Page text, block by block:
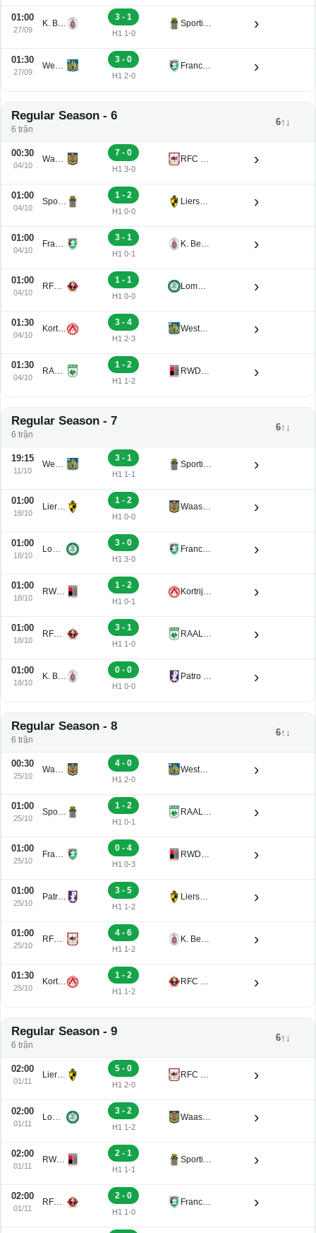
01:00
27/09
K. Beerschot V.A. Reserve U21
3 - 1
H1 1-0
Sporting Charleroi II ›
01:30
27/09
Westerlo U21
3 - 0
H1 2-0
Francs Borains U21 ›
Regular Season - 6
6 trận
6↑↓
00:30
04/10
Waasland-Beveren U21
7 - 0
H1 3-0
RFC de Liege U21 ›
01:00
04/10
Sporting Charleroi II
1 - 2
H1 0-0
Lierse K. U21 ›
01:00
04/10
Francs Borains U21
3 - 1
H1 0-1
K. Beerschot V.A. Reserve U21 ›
01:00
04/10
RFC Seraing Reserve U21
1 - 1
H1 0-0
Lommel U21 ›
01:30
04/10
Kortrijk U21
3 - 4
H1 2-3
Westerlo U21 ›
01:30
04/10
RAAL La Louviere U21
1 - 2
H1 1-2
RWDM U21 ›
Regular Season - 7
6 trận
6↑↓
19:15
11/10
Westerlo U21
3 - 1
H1 1-1
Sporting Charleroi II ›
01:00
18/10
Lierse K. U21
1 - 2
H1 0-0
Waasland-Beveren U21 ›
01:00
18/10
Lommel U21
3 - 0
H1 3-0
Francs Borains U21 ›
01:00
18/10
RWDM U21
1 - 2
H1 0-1
Kortrijk U21 ›
01:00
18/10
RFC Seraing Reserve U21
3 - 1
H1 1-0
RAAL La Louviere U21 ›
01:00
18/10
K. Beerschot V.A. Reserve U21
0 - 0
H1 0-0
Patro Eisden U21 ›
Regular Season - 8
6 trận
6↑↓
00:30
25/10
Waasland-Beveren U21
4 - 0
H1 2-0
Westerlo U21 ›
01:00
25/10
Sporting Charleroi II
1 - 2
H1 0-1
RAAL La Louviere U21 ›
01:00
25/10
Francs Borains U21
0 - 4
H1 0-3
RWDM U21 ›
01:00
25/10
Patro Eisden U21
3 - 5
H1 1-2
Lierse K. U21 ›
01:00
25/10
RFC de Liege U21
4 - 6
H1 1-2
K. Beerschot V.A. Reserve U21 ›
01:30
25/10
Kortrijk U21
1 - 2
H1 1-2
RFC Seraing Reserve U21 ›
Regular Season - 9
6 trận
6↑↓
02:00
01/11
Lierse K. U21
5 - 0
H1 2-0
RFC de Liege U21 ›
02:00
01/11
Lommel U21
3 - 2
H1 1-2
Waasland-Beveren U21 ›
02:00
01/11
RWDM U21
2 - 1
H1 1-1
Sporting Charleroi II ›
02:00
01/11
RFC Seraing Reserve U21
2 - 0
H1 1-0
Francs Borains U21 ›